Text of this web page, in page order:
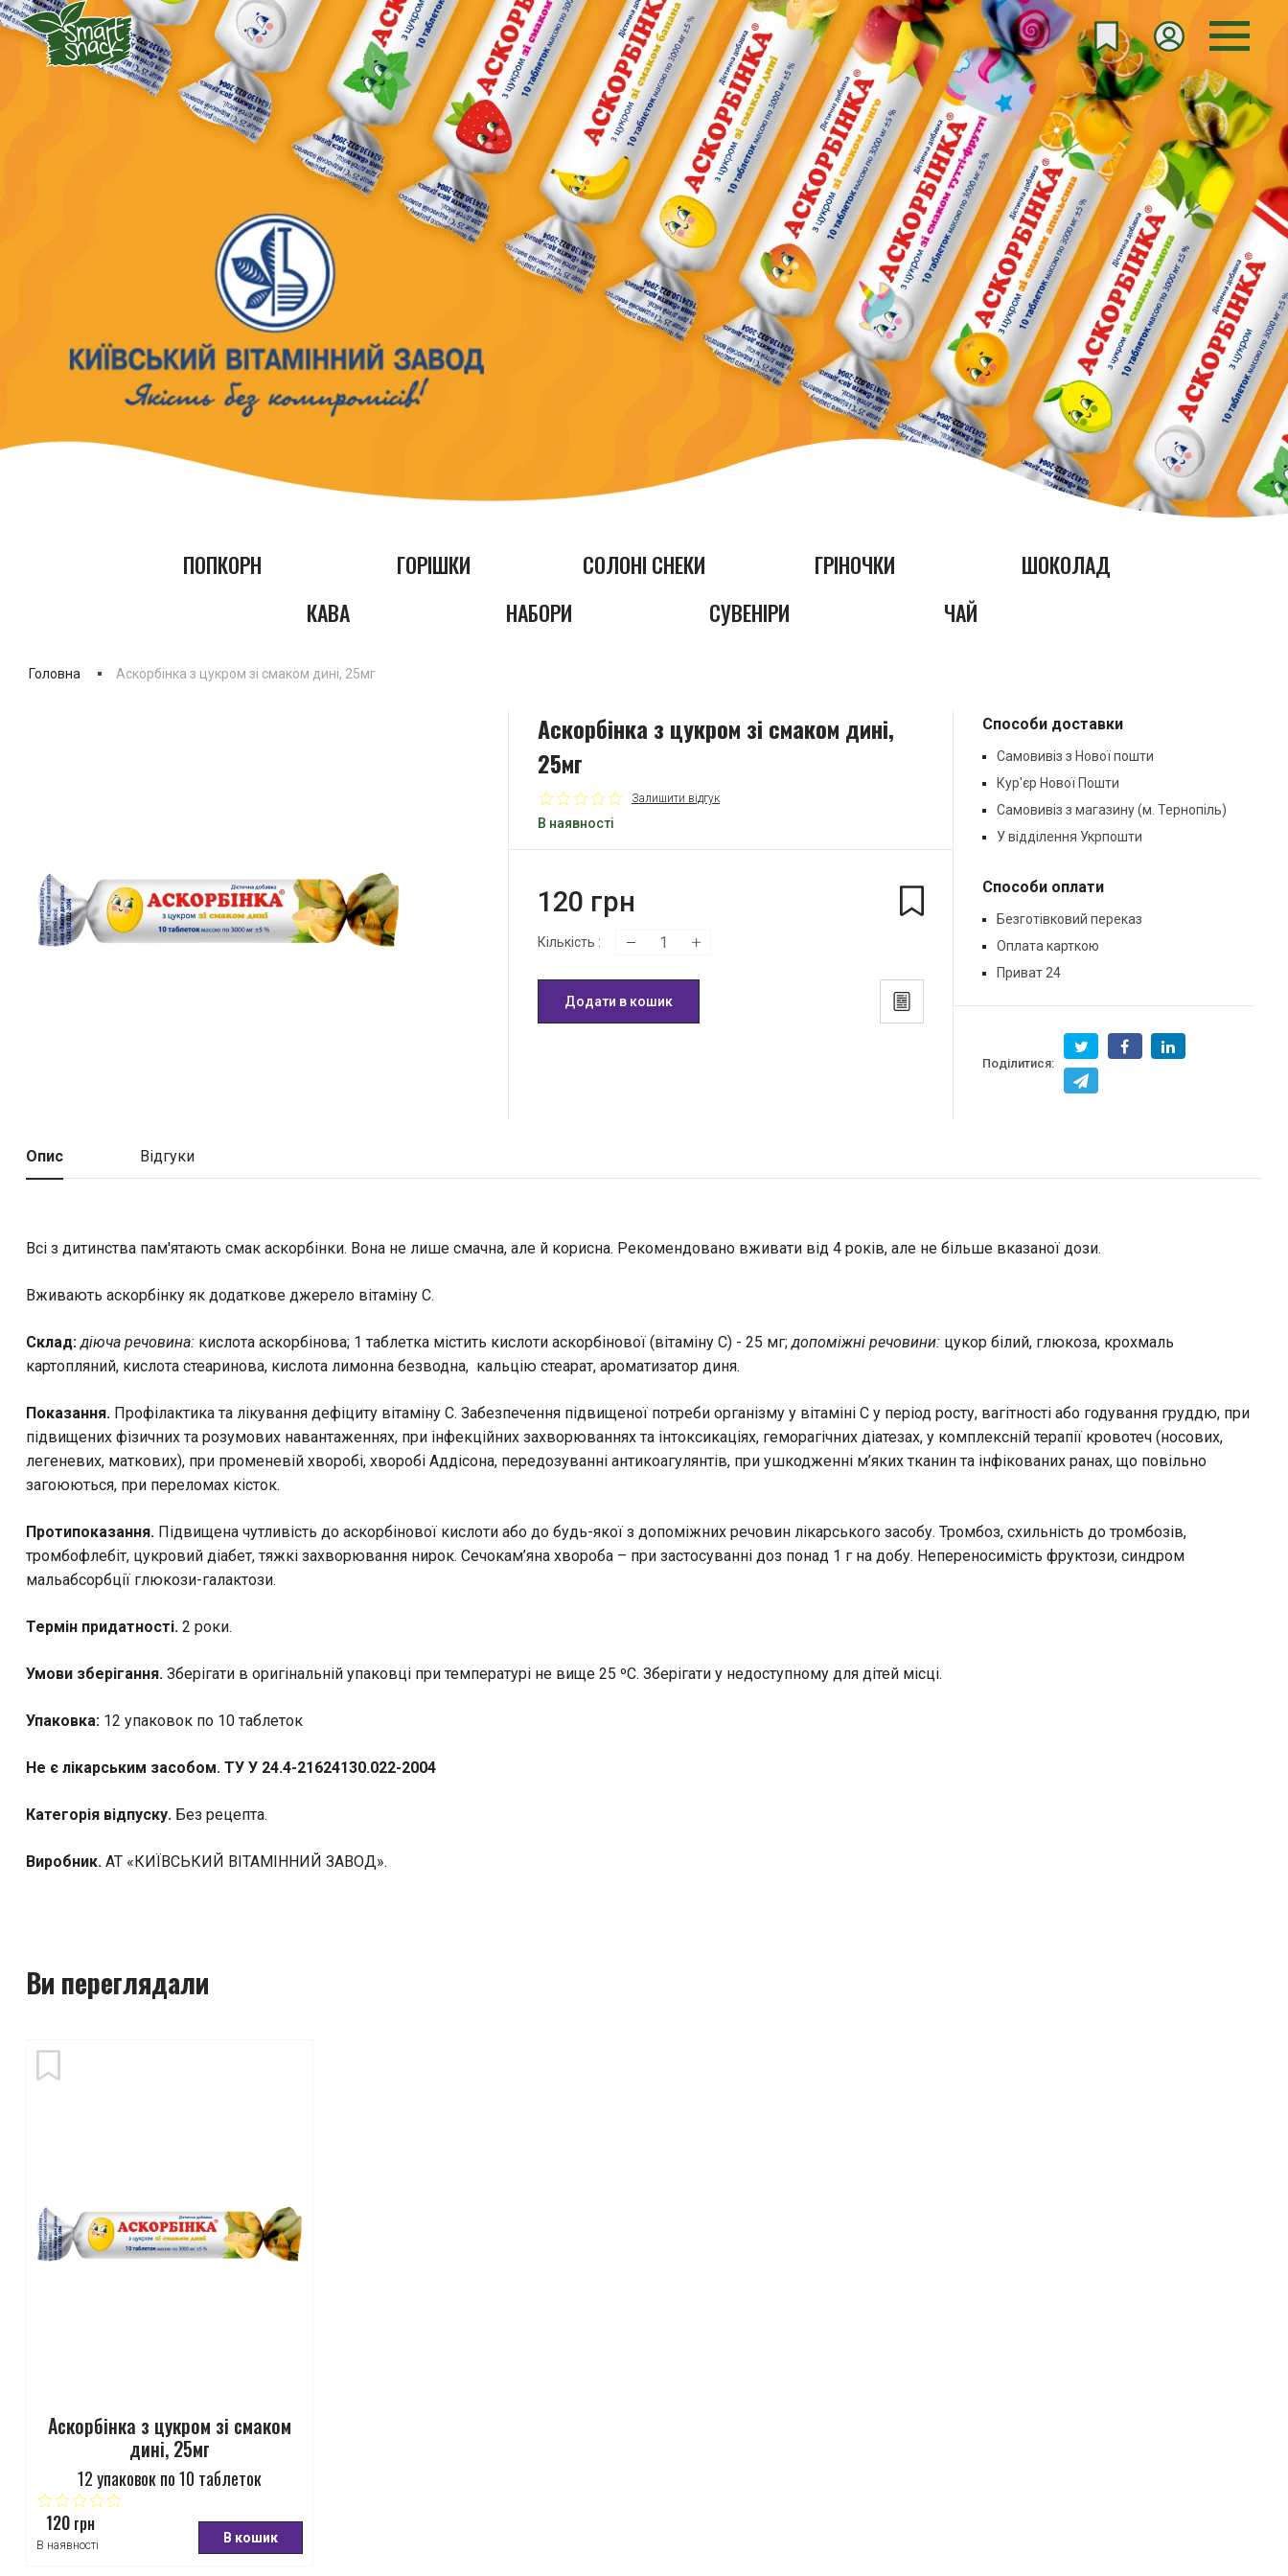
ПОПКОРН ГОРІШКИ СОЛОНІ СНЕКИ ГРІНОЧКИ
ШОКОЛАД
КАВА
НАБОРИ СУВЕНІРИ ЧАЙ
Головна Аскорбінка з цукром зі смаком дині, 25мг
Аскорбінка з цукром зі смаком дині,
25мг
Залишити відгук
В наявності
120 грн
Кількість :
Додати в кошик
Способи доставки
Самовивіз з Нової пошти
Кур'єр Нової Пошти
Самовивіз з магазину (м. Тернопіль)
У відділення Укрпошти
Способи оплати
Безготівковий переказ
Оплата карткою
Приват 24
Поділитися:
Опис Відгуки
Всі з дитинства пам'ятають смак аскорбінки. Вона не лише смачна, але й корисна. Рекомендовано вживати від 4 років, але не більше вказаної дози.
Вживають аскорбінку як додаткове джерело вітаміну С.
Склад: діюча речовина: кислота аскорбінова; 1 таблетка містить кислоти аскорбінової (вітаміну С) - 25 мг;допоміжні речовини: цукор білий, глюкоза, крохмаль
картопляний, кислота стеаринова, кислота лимонна безводна, кальцію стеарат, ароматизатор диня.
Показання. Профілактика та лікування дефіциту вітаміну С. Забезпечення підвищеної потреби організму у вітаміні С у період росту, вагітності або годування груддю, при
підвищених фізичних та розумових навантаженнях, при інфекційних захворюваннях та інтоксикаціях, геморагічних діатезах, у комплексній терапії кровотеч (носових,
легеневих, маткових), при променевій хворобі, хворобі Аддісона, передозуванні антикоагулянтів, при ушкодженні м’яких тканин та інфікованих ранах, що повільно
загоюються, при переломах кісток.
Протипоказання. Підвищена чутливість до аскорбінової кислоти або до будь-якої з допоміжних речовин лікарського засобу. Тромбоз, схильність до тромбозів,
тромбофлебіт, цукровий діабет, тяжкі захворювання нирок. Сечокам’яна хвороба – при застосуванні доз понад 1 г на добу. Непереносимість фруктози, синдром
мальабсорбції глюкози-галактози.
Термін придатності. 2 роки.
Умови зберігання. Зберігати в оригінальній упаковці при температурі не вище 25 ºС. Зберігати у недоступному для дітей місці.
Упаковка: 12 упаковок по 10 таблеток
Не є лікарським засобом. ТУ У 24.4-21624130.022-2004
Категорія відпуску. Без рецепта.
Виробник. АТ «КИЇВСЬКИЙ ВІТАМІННИЙ ЗАВОД».
Ви переглядали
Аскорбінка з цукром зі смаком
дині, 25мг
12 упаковок по 10 таблеток
120 грн
В наявності В кошик